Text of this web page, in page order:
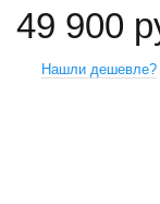
49 900
Нашли дешевле?